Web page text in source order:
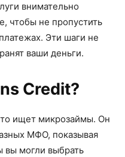
внимательно
чтобы не пропустить
Эти шаги не
ваши деньги.
Credit?
ищет микрозаймы. Он
МФО, показывая
вы могли выбрать